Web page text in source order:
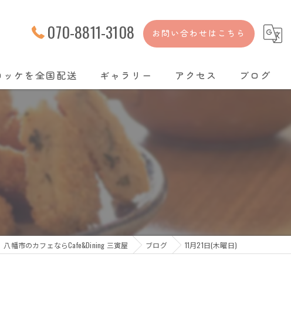
070-8811-3108 お問い合わせはこちら
ッケを全国配送 ギャラリー アクセス ブログ
八幡市のカフェならCafe&Dining 三寅屋 ブログ 11月21日(木曜日)